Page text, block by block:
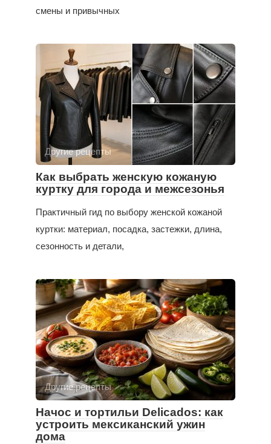
смены и привычных
Другие рецепты
Как выбрать женскую кожаную
куртку для города и межсезонья
Практичный гид по выбору женской кожаной
куртки: материал, посадка, застежки, длина,
сезонность и детали,
Другие рецепты
Начос и тортильи Delicados: как
устроить мексиканский ужин
дома